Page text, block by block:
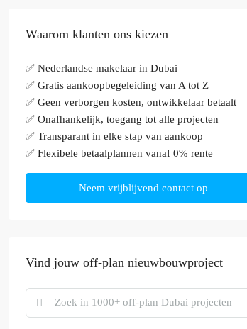
Waarom klanten ons kiezen
✅ Nederlandse makelaar in Dubai
✅ Gratis aankoopbegeleiding van A tot Z
✅ Geen verborgen kosten, ontwikkelaar betaalt
✅ Onafhankelijk, toegang tot alle projecten
✅ Transparant in elke stap van aankoop
✅ Flexibele betaalplannen vanaf 0% rente
Neem vrijblijvend contact op
Vind jouw off-plan nieuwbouwproject